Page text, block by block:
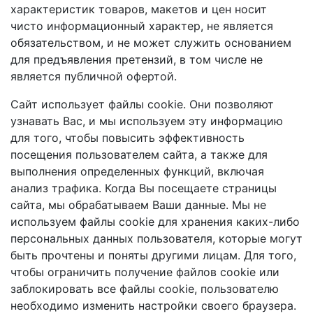
характеристик товаров, макетов и цен носит
чисто информационный характер, не является
обязательством, и не может служить основанием
для предъявления претензий, в том числе не
является публичной офертой.
Сайт использует файлы cookie. Они позволяют
узнавать Вас, и мы используем эту информацию
для того, чтобы повысить эффективность
посещения пользователем сайта, а также для
выполнения определенных функций, включая
анализ трафика. Когда Вы посещаете страницы
сайта, мы обрабатываем Ваши данные. Мы не
используем файлы cookie для хранения каких-либо
персональных данных пользователя, которые могут
быть прочтены и поняты другими лицам. Для того,
чтобы ограничить получение файлов cookie или
заблокировать все файлы cookie, пользователю
необходимо изменить настройки своего браузера.